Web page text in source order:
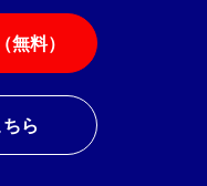
料）
ら